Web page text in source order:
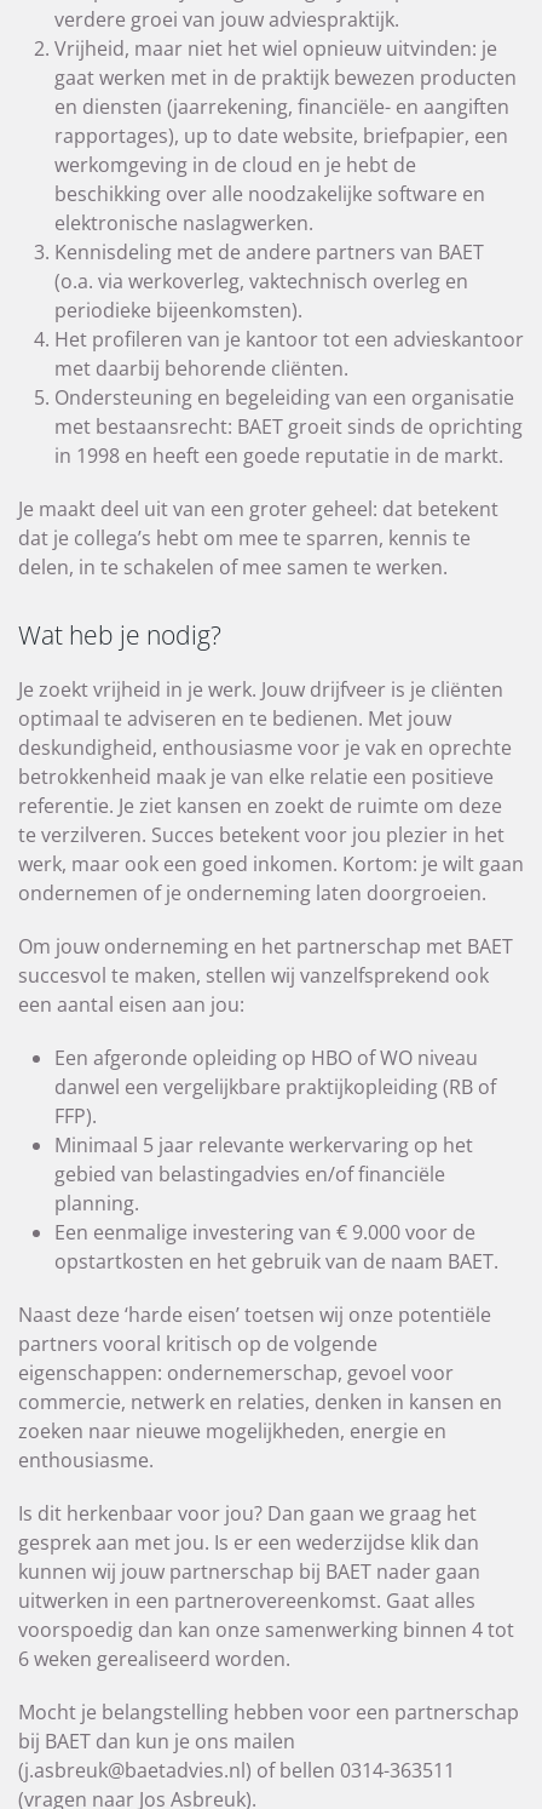
verdere groei van jouw adviespraktijk.
Vrijheid, maar niet het wiel opnieuw uitvinden: je
gaat werken met in de praktijk bewezen producten
en diensten (jaarrekening, financiële- en aangiften
rapportages), up to date website, briefpapier, een
werkomgeving in de cloud en je hebt de
beschikking over alle noodzakelijke software en
elektronische naslagwerken.
Kennisdeling met de andere partners van BAET
(o.a. via werkoverleg, vaktechnisch overleg en
periodieke bijeenkomsten).
Het profileren van je kantoor tot een advieskantoor
met daarbij behorende cliënten.
Ondersteuning en begeleiding van een organisatie
met bestaansrecht: BAET groeit sinds de oprichting
in 1998 en heeft een goede reputatie in de markt.
Je maakt deel uit van een groter geheel: dat betekent
dat je collega’s hebt om mee te sparren, kennis te
delen, in te schakelen of mee samen te werken.
Wat heb je nodig?
Je zoekt vrijheid in je werk. Jouw drijfveer is je cliënten
optimaal te adviseren en te bedienen. Met jouw
deskundigheid, enthousiasme voor je vak en oprechte
betrokkenheid maak je van elke relatie een positieve
referentie. Je ziet kansen en zoekt de ruimte om deze
te verzilveren. Succes betekent voor jou plezier in het
werk, maar ook een goed inkomen. Kortom: je wilt gaan
ondernemen of je onderneming laten doorgroeien.
Om jouw onderneming en het partnerschap met BAET
succesvol te maken, stellen wij vanzelfsprekend ook
een aantal eisen aan jou:
Een afgeronde opleiding op HBO of WO niveau
danwel een vergelijkbare praktijkopleiding (RB of
FFP).
Minimaal 5 jaar relevante werkervaring op het
gebied van belastingadvies en/of financiële
planning.
Een eenmalige investering van € 9.000 voor de
opstartkosten en het gebruik van de naam BAET.
Naast deze ‘harde eisen’ toetsen wij onze potentiële
partners vooral kritisch op de volgende
eigenschappen: ondernemerschap, gevoel voor
commercie, netwerk en relaties, denken in kansen en
zoeken naar nieuwe mogelijkheden, energie en
enthousiasme.
Is dit herkenbaar voor jou? Dan gaan we graag het
gesprek aan met jou. Is er een wederzijdse klik dan
kunnen wij jouw partnerschap bij BAET nader gaan
uitwerken in een partnerovereenkomst. Gaat alles
voorspoedig dan kan onze samenwerking binnen 4 tot
6 weken gerealiseerd worden.
Mocht je belangstelling hebben voor een partnerschap
bij BAET dan kun je ons mailen
(j.asbreuk@baetadvies.nl) of bellen 0314-363511
(vragen naar Jos Asbreuk).